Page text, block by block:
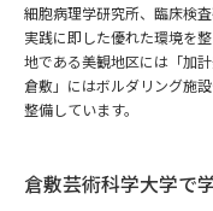
細胞病理学研究所、臨床検
実践に即した優れた環境を
地である美観地区には「加
倉敷」にはボルダリング施
整備しています。
倉敷芸術科学大学で